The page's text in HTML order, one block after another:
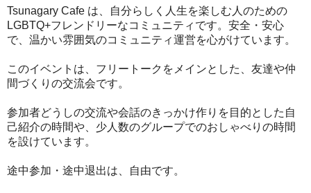
Tsunagary Cafe は、自分らしく人生を楽しむ人のための
LGBTQ+フレンドリーなコミュニティです。 安全・安心
で、温かい雰囲気のコミュニティ運営を心がけています。
このイベントは、フリートークをメインとした、友達や仲
間づくりの交流会です。
参加者どうしの交流や会話のきっかけ作りを目的とした自
己紹介の時間や、少人数のグループでのおしゃべりの時間
を設けています。
途中参加・途中退出は、自由です。